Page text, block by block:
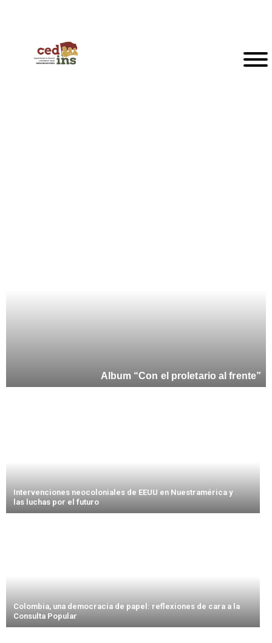
Album “Con el proletario al frente”
Intervenciones neocoloniales de EEUU en Nuestramérica y
las luchas por el futuro
Colombia, una democracia de papel: reflexiones de cara a la
Consulta Popular